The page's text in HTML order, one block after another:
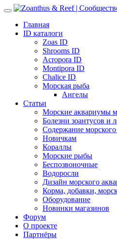
Главная
ID каталоги
Zoas ID
Shrooms ID
Acropora ID
Montipora ID
Chalice ID
Морская рыба
Ангелы
Статьи
Морские аквариумы
Болезни зоантусов и
Содержание
Новичкам
Кораллы
Морские рыбы
Беспозвоночные
Водоросли
Дизайн морского
Корма, добавки,
Оборудование
Новинки магазинов
Форум
О проекте
Партнёры